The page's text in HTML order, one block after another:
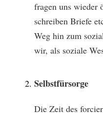
fragen uns wieder
schreiben Briefe
Weg hin zum
wir, als soziale
Selbstfürsorge
Die Zeit des